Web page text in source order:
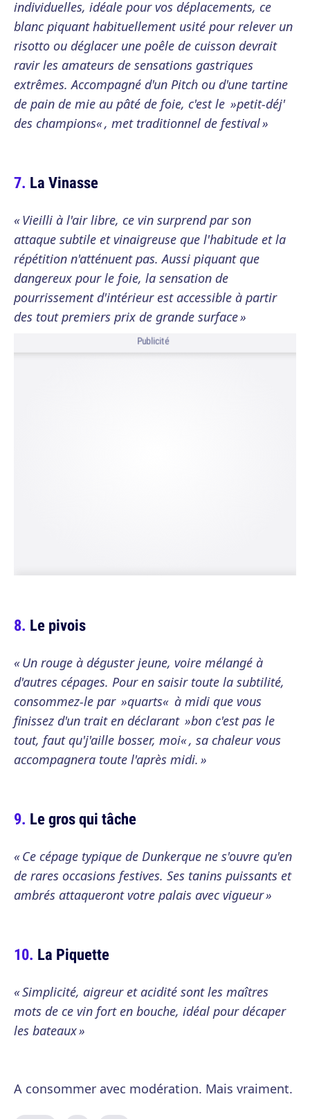
individuelles, idéale pour vos déplacements, ce
blanc piquant habituellement usité pour relever un
risotto ou déglacer une poêle de cuisson devrait
ravir les amateurs de sensations gastriques
extrêmes. Accompagné d'un Pitch ou d'une tartine
de pain de mie au pâté de foie, c'est le »petit-déj'
des champions« , met traditionnel de festival »
La Vinasse
« Vieilli à l'air libre, ce vin surprend par son
attaque subtile et vinaigreuse que l'habitude et la
répétition n'atténuent pas. Aussi piquant que
dangereux pour le foie, la sensation de
pourrissement d'intérieur est accessible à partir
des tout premiers prix de grande surface »
Publicité
Le pivois
« Un rouge à déguster jeune, voire mélangé à
d'autres cépages. Pour en saisir toute la subtilité,
consommez-le par »quarts« à midi que vous
finissez d'un trait en déclarant »bon c'est pas le
tout, faut qu'j'aille bosser, moi« , sa chaleur vous
accompagnera toute l'après midi. »
Le gros qui tâche
« Ce cépage typique de Dunkerque ne s'ouvre qu'en
de rares occasions festives. Ses tanins puissants et
ambrés attaqueront votre palais avec vigueur »
La Piquette
« Simplicité, aigreur et acidité sont les maîtres
mots de ce vin fort en bouche, idéal pour décaper
les bateaux »
A consommer avec modération. Mais vraiment.